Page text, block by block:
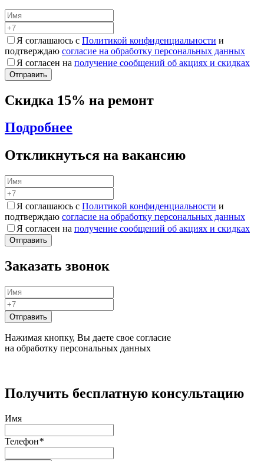
Я соглашаюсь с Политикой конфиденциальности и
подтверждаю согласие на обработку персональных данных
Я согласен на получение сообщений об акциях и скидках
Скидка 15% на ремонт
Подробнее
Откликнуться на вакансию
Я соглашаюсь с Политикой конфиденциальности и
подтверждаю согласие на обработку персональных данных
Я согласен на получение сообщений об акциях и скидках
Заказать звонок
Нажимая кнопку, Вы даете свое согласие
на обработку персональных данных
Получить бесплатную консультацию
Имя
Телефон*